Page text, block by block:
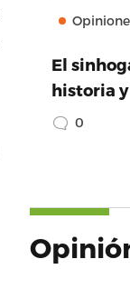
El
historia
0